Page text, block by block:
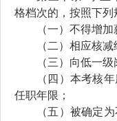
格档次的，按照下列
（一）不得增加
（二）相应核减
（三）向低一级
（四）本考核
任职年限；
（五）被确定